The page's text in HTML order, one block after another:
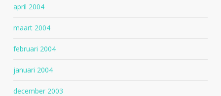
april 2004
maart 2004
februari 2004
januari 2004
december 2003